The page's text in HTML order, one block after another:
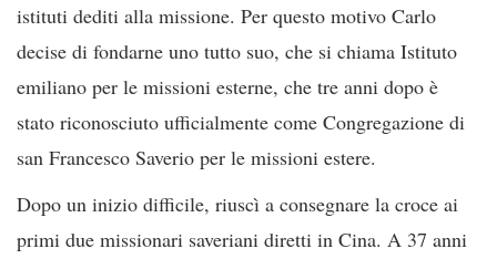
istituti dediti alla missione. Per questo motivo Carlo
decise di fondarne uno tutto suo, che si chiama Istituto
emiliano per le missioni esterne, che tre anni dopo è
stato riconosciuto ufficialmente come Congregazione di
san Francesco Saverio per le missioni estere.
Dopo un inizio difficile, riuscì a consegnare la croce ai
primi due missionari saveriani diretti in Cina. A 37 anni